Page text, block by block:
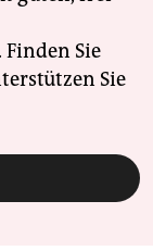
Sie
Sie